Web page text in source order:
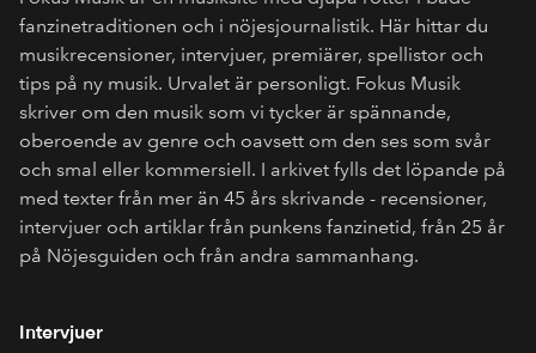
fanzinetraditionen och i nöjesjournalistik. Här hittar du
musikrecensioner, intervjuer, premiärer, spellistor och
tips på ny musik. Urvalet är personligt. Fokus Musik
skriver om den musik som vi tycker är spännande,
oberoende av genre och oavsett om den ses som svår
och smal eller kommersiell. I arkivet fylls det löpande på
med texter från mer än 45 års skrivande - recensioner,
intervjuer och artiklar från punkens fanzinetid, från 25 år
på Nöjesguiden och från andra sammanhang.
Intervjuer